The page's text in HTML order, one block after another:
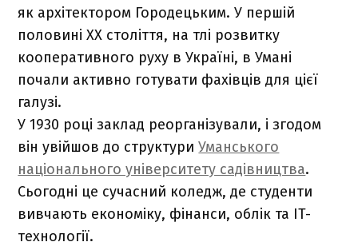
як архітектором Городецьким. У першій
половині ХХ століття, на тлі розвитку
кооперативного руху в Україні, в Умані
почали активно готувати фахівців для цієї
галузі.
У 1930 році заклад реорганізували, і згодом
він увійшов до структуриУманського
національного університету садівництва.
Сьогодні це сучасний коледж, де студенти
вивчають економіку, фінанси, облік та IT-
технології.